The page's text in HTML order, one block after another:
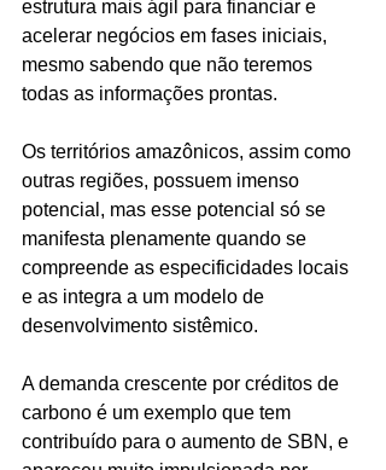
estrutura mais ágil para financiar e
acelerar negócios em fases iniciais,
mesmo sabendo que não teremos
todas as informações prontas.
Os territórios amazônicos, assim como
outras regiões, possuem imenso
potencial, mas esse potencial só se
manifesta plenamente quando se
compreende as especificidades locais
e as integra a um modelo de
desenvolvimento sistêmico.
A demanda crescente por créditos de
carbono é um exemplo que tem
contribuído para o aumento de SBN, e